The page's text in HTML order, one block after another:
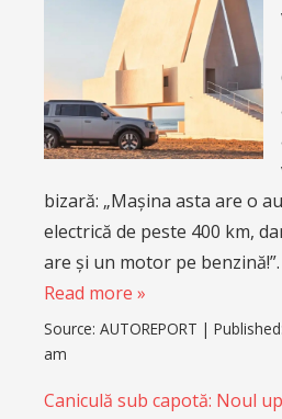
bizară: „Mașina asta are o
electrică de peste 400 km,
are și un motor pe
Read more »
Source: AUTOREPORT | Published:
am
Caniculă sub capotă: Noul